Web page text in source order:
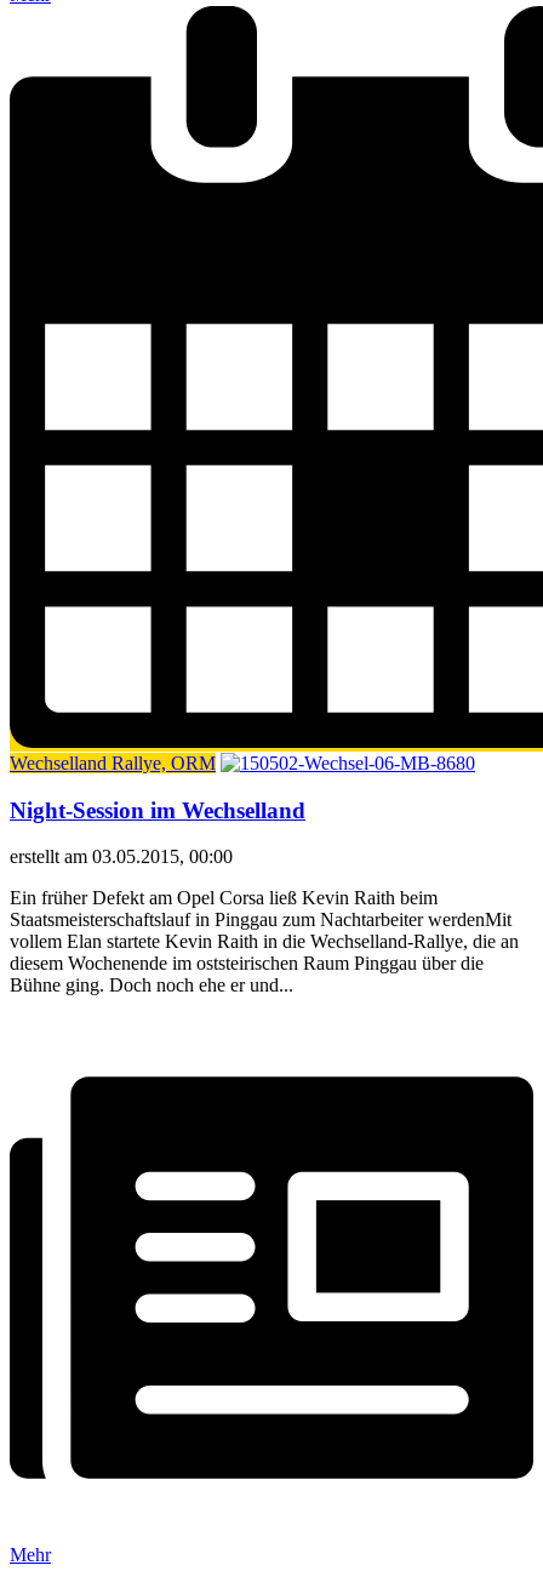
Wechselland Rallye, ORM
Night-Session im Wechselland
erstellt am 03.05.2015, 00:00
Ein früher Defekt am Opel Corsa ließ Kevin Raith beim
Staatsmeisterschaftslauf in Pinggau zum Nachtarbeiter werdenMit
vollem Elan startete Kevin Raith in die Wechselland-Rallye, die an
diesem Wochenende im oststeirischen Raum Pinggau über die
Bühne ging. Doch noch ehe er und...
Mehr